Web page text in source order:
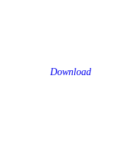
Download